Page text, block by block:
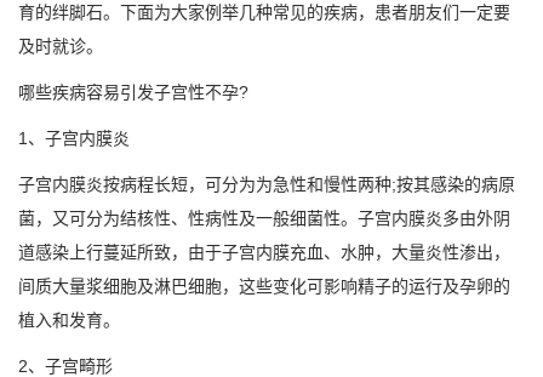
育的绊脚石。下面为大家例举几种常见的疾病，患者朋友们一定要
及时就诊。
哪些疾病容易引发子宫性不孕?
1、子宫内膜炎
子宫内膜炎按病程长短，可分为为急性和慢性两种;按其感染的病原
菌，又可分为结核性、性病性及一般细菌性。子宫内膜炎多由外阴
道感染上行蔓延所致，由于子宫内膜充血、水肿，大量炎性渗出，
间质大量浆细胞及淋巴细胞，这些变化可影响精子的运行及孕卵的
植入和发育。
2、子宫畸形